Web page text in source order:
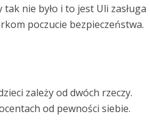
nie było i to jest Uli zasługa
poczucie bezpieczeństwa.
zależy od dwóch rzeczy.
od pewności siebie.